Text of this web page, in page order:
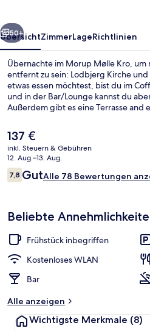
Weiter
50+
ÜbersichtZimmerLageRichtlinien
Übernachte im Morup Mølle Kro,
entfernt zu sein: Lodbjerg Kirche
etwas essen möchtest, bist du im
und in der Bar/Lounge kannst du
Außerdem gibt es eine Terrasse and
Der
aktuelle
Preis
beträgt
137 €.
137 €
inkl. Steuern & Gebühren
12. Aug.–13. Aug.
Bewertungen
7,87,8 von 10.
GutAlle 78 Bewertungen
Beliebte
Frühstück inbegriffen
Kostenloses WLAN
Bar
Alle anzeigen
Wichtigste Merkmale (8)